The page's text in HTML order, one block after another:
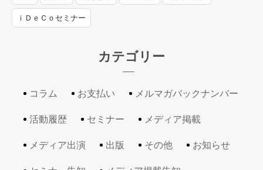
ｉＤｅＣｏセミナー
カテゴリー
コラム お支払い メルマガバックナンバー
活動履歴 セミナー メディア掲載
メディア出演 出版 その他 お知らせ